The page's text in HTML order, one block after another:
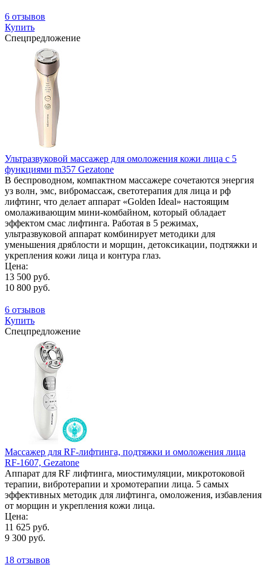
6 отзывов
Купить
Спецпредложение
Ультразвуковой массажер для омоложения кожи лица с 5
функциями m357 Gezatone
В беспроводном, компактном массажере сочетаются энергия
уз волн, эмс, вибромассаж, светотерапия для лица и рф
лифтинг, что делает аппарат «Golden Ideal» настоящим
омолаживающим мини-комбайном, который обладает
эффектом смас лифтинга. Работая в 5 режимах,
ультразвуковой аппарат комбинирует методики для
уменьшения дряблости и морщин, детоксикации, подтяжки и
укрепления кожи лица и контура глаз.
Цена:
13 500 руб.
10 800 руб.
6 отзывов
Купить
Спецпредложение
Массажер для RF-лифтинга, подтяжки и омоложения лица
RF-1607, Gezatone
Аппарат для RF лифтинга, миостимуляции, микротоковой
терапии, вибротерапии и хромотерапии лица. 5 самых
эффективных методик для лифтинга, омоложения, избавления
от морщин и укрепления кожи лица.
Цена:
11 625 руб.
9 300 руб.
18 отзывов